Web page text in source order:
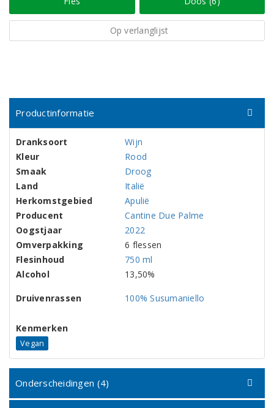
Op verlanglijst
Productinformatie
Dranksoort
Wijn
Kleur
Rood
Smaak
Droog
Land
Italië
Herkomstgebied
Apulië
Producent
Cantine Due Palme
Oogstjaar
2022
Omverpakking
6 flessen
Flesinhoud
750 ml
Alcohol
13,50%
Druivenrassen 100% Susumaniello
Kenmerken
Vegan
Onderscheidingen (4)